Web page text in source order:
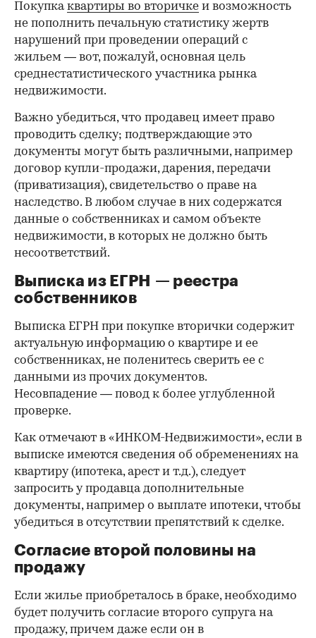
Покупкаквартиры во вторичке и возможность
не пополнить печальную статистику жертв
нарушений при проведении операций с
жильем — вот, пожалуй, основная цель
среднестатистического участника рынка
недвижимости.
Важно убедиться, что продавец имеет право
проводить сделку; подтверждающие это
документы могут быть различными, например
договор купли-продажи, дарения, передачи
(приватизация), свидетельство о праве на
наследство. В любом случае в них содержатся
данные о собственниках и самом объекте
недвижимости, в которых не должно быть
несоответствий.
Выписка из ЕГРН — реестра
собственников
Выписка ЕГРН при покупке вторички содержит
актуальную информацию о квартире и ее
собственниках, не поленитесь сверить ее с
данными из прочих документов.
Несовпадение — повод к более углубленной
проверке.
Как отмечают в «ИНКОМ-Недвижимости», если в
выписке имеются сведения об обременениях на
квартиру (ипотека, арест и т.д.), следует
запросить у продавца дополнительные
документы, например о выплате ипотеки, чтобы
убедиться в отсутствии препятствий к сделке.
Согласие второй половины на
продажу
Если жилье приобреталось в браке, необходимо
будет получить согласие второго супруга на
продажу, причем даже если он в